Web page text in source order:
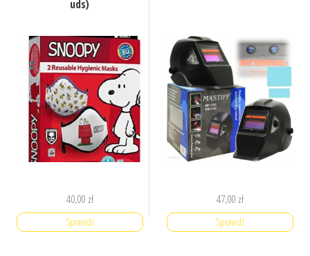
uds)
40,00 zł
Sprawdź
47,00 zł
Sprawdź